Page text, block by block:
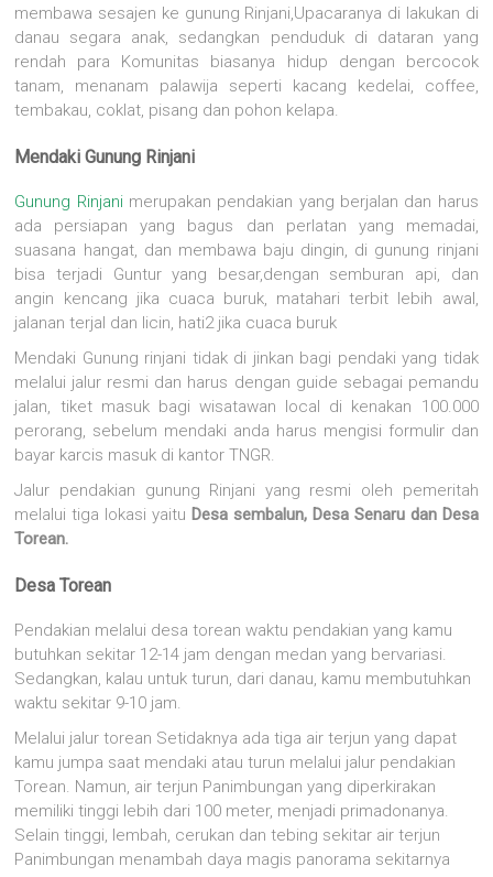
membawa sesajen ke gunung Rinjani,Upacaranya di lakukan di
danau segara anak, sedangkan penduduk di dataran yang
rendah para Komunitas biasanya hidup dengan bercocok
tanam, menanam palawija seperti kacang kedelai, coffee,
tembakau, coklat, pisang dan pohon kelapa.
Mendaki Gunung Rinjani
Gunung Rinjanimerupakan pendakian yang berjalan dan harus
ada persiapan yang bagus dan perlatan yang memadai,
suasana hangat, dan membawa baju dingin, di gunung rinjani
bisa terjadi Guntur yang besar,dengan semburan api, dan
angin kencang jika cuaca buruk, matahari terbit lebih awal,
jalanan terjal dan licin, hati2 jika cuaca buruk
Mendaki Gunung rinjani tidak di jinkan bagi pendaki yang tidak
melalui jalur resmi dan harus dengan guide sebagai pemandu
jalan, tiket masuk bagi wisatawan local di kenakan 100.000
perorang, sebelum mendaki anda harus mengisi formulir dan
bayar karcis masuk di kantor TNGR.
Jalur pendakian gunung Rinjani yang resmi oleh pemeritah
melalui tiga lokasi yaitu Desa sembalun, Desa Senaru dan Desa
Torean.
Desa Torean
Pendakian melalui desa torean waktu pendakian yang kamu
butuhkan sekitar 12-14 jam dengan medan yang bervariasi.
Sedangkan, kalau untuk turun, dari danau, kamu membutuhkan
waktu sekitar 9-10 jam.
Melalui jalur torean Setidaknya ada tiga air terjun yang dapat
kamu jumpa saat mendaki atau turun melalui jalur pendakian
Torean. Namun, air terjun Panimbungan yang diperkirakan
memiliki tinggi lebih dari 100 meter, menjadi primadonanya.
Selain tinggi, lembah, cerukan dan tebing sekitar air terjun
Panimbungan menambah daya magis panorama sekitarnya